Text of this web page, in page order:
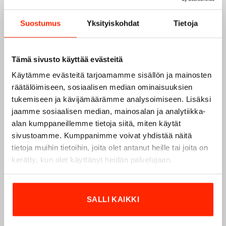
Suostumus Yksityiskohdat Tietoja
Tämä sivusto käyttää evästeitä
Käytämme evästeitä tarjoamamme sisällön ja mainosten
räätälöimiseen, sosiaalisen median ominaisuuksien
tukemiseen ja kävijämäärämme analysoimiseen. Lisäksi
jaamme sosiaalisen median, mainosalan ja analytiikka-
alan kumppaneillemme tietoja siitä, miten käytät
sivustoamme. Kumppanimme voivat yhdistää näitä
tietoja muihin tietoihin, joita olet antanut heille tai joita on
kerätty, kun olet käyttänyt heidän palvelujaan.
SALLI KAIKKI
Origopro – Suomalainen laatumerkki vuodesta
1975
ulkoiluvaatetukseen erikoistunut yritys, joka on toiminut
Origopro valmistaa laadukkaita vaatteita,